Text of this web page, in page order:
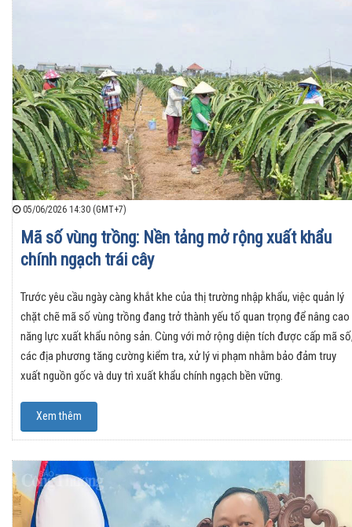
05/06/2026 14:30 (GMT+7)
Mã số vùng trồng: Nền tảng mở rộng xuất khẩu
chính ngạch trái cây
Trước yêu cầu ngày càng khắt khe của thị trường nhập khẩu, việc quản lý
chặt chẽ mã số vùng trồng đang trở thành yếu tố quan trọng để nâng cao
năng lực xuất khẩu nông sản. Cùng với mở rộng diện tích được cấp mã
các địa phương tăng cường kiểm tra, xử lý vi phạm nhằm bảo đảm truy
xuất nguồn gốc và duy trì xuất khẩu chính ngạch bền vững.
Xem thêm